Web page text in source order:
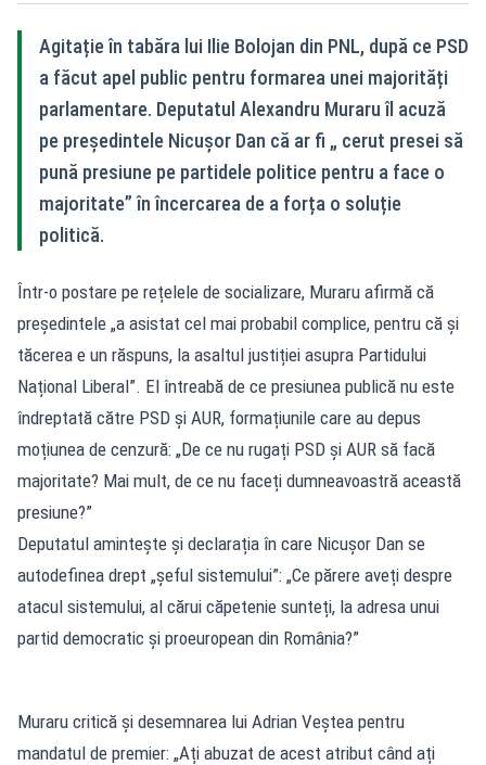
Agitație în tabăra lui Ilie Bolojan din PNL, după ce PSD
a făcut apel public pentru formarea unei majorități
parlamentare. Deputatul Alexandru Muraru îl acuză
pe președintele Nicușor Dan că ar fi „ cerut presei să
pună presiune pe partidele politice pentru a face o
majoritate” în încercarea de a forța o soluție
politică.
Într-o postare pe rețelele de socializare, Muraru afirmă că
președintele „a asistat cel mai probabil complice, pentru că și
tăcerea e un răspuns, la asaltul justiției asupra Partidului
Național Liberal”. El întreabă de ce presiunea publică nu este
îndreptată către PSD și AUR, formațiunile care au depus
moțiunea de cenzură: „De ce nu rugați PSD și AUR să facă
majoritate? Mai mult, de ce nu faceți dumneavoastră această
presiune?”
Deputatul amintește și declarația în care Nicușor Dan se
autodefinea drept „șeful sistemului”: „Ce părere aveți despre
atacul sistemului, al cărui căpetenie sunteți, la adresa unui
partid democratic și proeuropean din România?”
Muraru critică și desemnarea lui Adrian Veștea pentru
mandatul de premier: „Ați abuzat de acest atribut când ați